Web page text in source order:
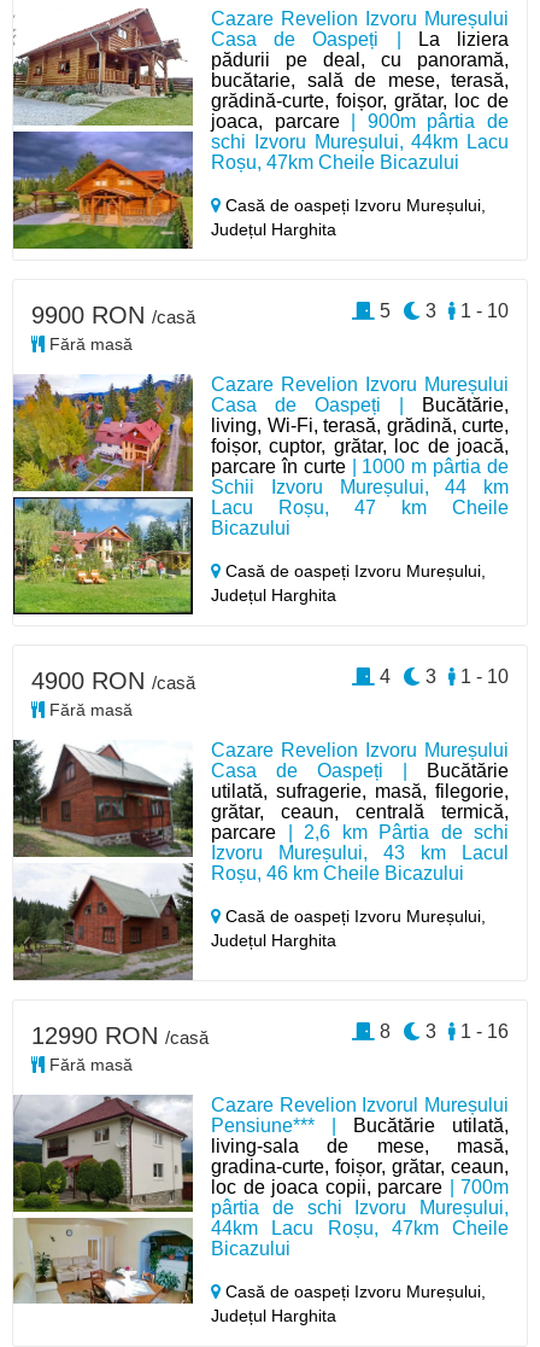
Cazare Revelion Izvoru Mureșului
Casa de Oaspeți |
La liziera
pădurii pe deal, cu panoramă,
bucătarie, sală de mese, terasă,
grădină-curte, foișor, grătar, loc de
joaca, parcare| 900m pârtia de
schi Izvoru Mureșului, 44km Lacu
Roșu, 47km Cheile Bicazului
Casă de oaspeți Izvoru Mureșului,
Județul Harghita
Cazare Revelion Izvoru Mureșului
Casa de Oaspeți |
Bucătărie,
living, Wi-Fi, terasă, grădină, curte,
foișor, cuptor, grătar, loc de joacă,
parcare în curte| 1000 m pârtia de
Schii Izvoru Mureșului, 44 km
Lacu Roșu, 47 km Cheile
Bicazului
Casă de oaspeți Izvoru Mureșului,
Județul Harghita
9900 RON /casă
Fără masă
1 - 10
3
5
Cazare Revelion Izvoru Mureșului
Casa de Oaspeți |
Bucătărie
utilată, sufragerie, masă, filegorie,
grătar, ceaun, centrală termică,
parcare | 2,6 km Pârtia de schi
Izvoru Mureșului, 43 km Lacul
Roșu, 46 km Cheile Bicazului
Casă de oaspeți Izvoru Mureșului,
Județul Harghita
4900 RON /casă
Fără masă
1 - 10
3
4
Cazare Revelion Izvorul Mureșului
Pensiune*** |
Bucătărie utilată,
living-sala de mese, masă,
gradina-curte, foișor, grătar, ceaun,
loc de joaca copii, parcare | 700m
pârtia de schi Izvoru Mureșului,
44km Lacu Roșu, 47km Cheile
Bicazului
Casă de oaspeți Izvoru Mureșului,
Județul Harghita
12990 RON /casă
Fără masă
1 - 16
3
8